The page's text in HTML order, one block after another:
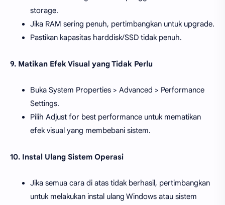
storage.
Jika RAM sering penuh, pertimbangkan untuk upgrade.
Pastikan kapasitas harddisk/SSD tidak penuh.
9. Matikan Efek Visual yang Tidak Perlu
Buka System Properties > Advanced > Performance
Settings.
Pilih Adjust for best performance untuk mematikan
efek visual yang membebani sistem.
10. Instal Ulang Sistem Operasi
Jika semua cara di atas tidak berhasil, pertimbangkan
untuk melakukan instal ulang Windows atau sistem